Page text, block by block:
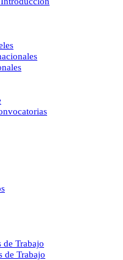
de Trabajo
de Trabajo